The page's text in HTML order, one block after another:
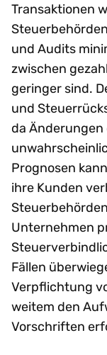
Transaktionen
und Audits
zwischen
geringer sind.
und
da
Prognosen
ihre Kunden
Unternehmen
Fällen
Verpflichtung
weitem den
Vorschriften